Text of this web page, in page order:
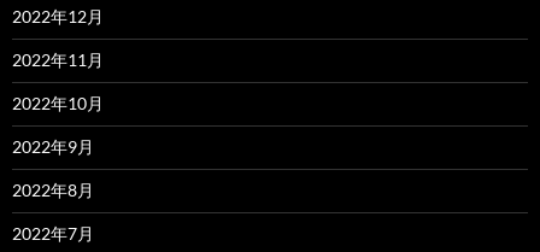
2022年12月
2022年11月
2022年10月
2022年9月
2022年8月
2022年7月